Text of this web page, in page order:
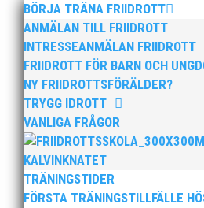
BÖRJA TRÄNA FRIIDROTT
ANMÄLAN TILL FRIIDROTT
INTRESSEANMÄLAN FRIIDROTT
FRIIDROTT FÖR BARN OCH
NY FRIIDROTTSFÖRÄLDER?
TRYGG IDROTT
VANLIGA FRÅGOR
KALVINKNATET
TRÄNINGSTIDER
FÖRSTA TRÄNINGSTILLFÄLLE
Irene
jul 23, 2014|
Irene Ekelund